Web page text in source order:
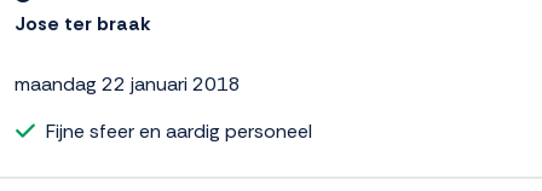
Jose ter braak
maandag 22 januari 2018
Fijne sfeer en aardig personeel